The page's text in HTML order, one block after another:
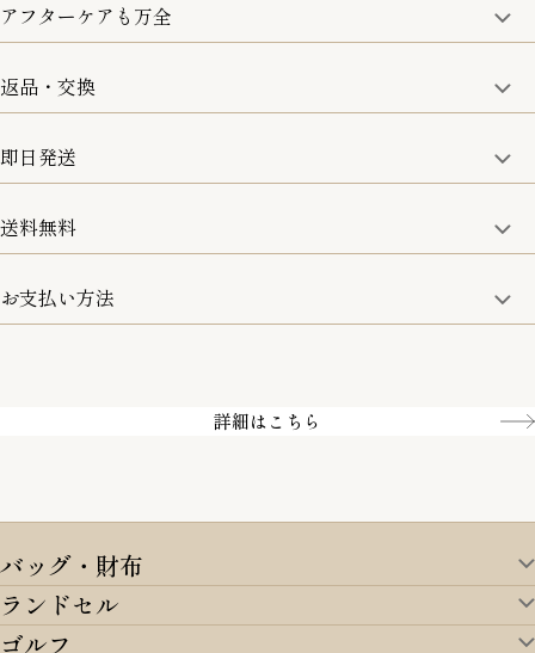
商品金額の10%をポイント還元いたします。
アフターケアも万全
取り扱い商品はすべて正規品となります。
修理などのご相談に関しましては、責任を持って対応させてい
ただきます。
返品・交換
8日以内なら、返品・交換も可能です。
即日発送
15:00までのご注文は即日発送
お取寄せ商品を除く
送料無料
5,500円(税込)以上で全国送料無料となります。
お支払い方法
詳細はこちら
バッグ・財布
バッグ・財布TOP
ランドセル
ゴルフ